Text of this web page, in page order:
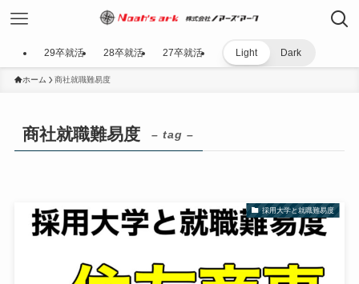
29卒就活 28卒就活 27卒就活 Light Dark
ホーム 商社就職難易度
商社就職難易度 – tag –
採用大学と就職難易度